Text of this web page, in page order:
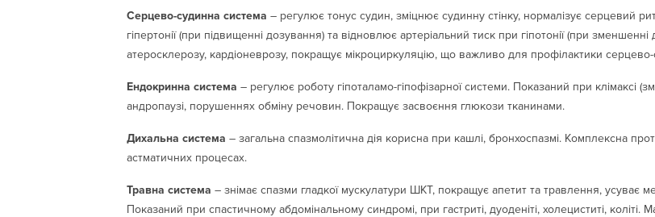
Серцево-судинна система – регулює тонус судин, зміцнює судинну стінку, нормалізує серцевий
гіпертонії (при підвищенні дозування) та відновлює артеріальний тиск при гіпотонії (при
атеросклерозу, кардіоневрозу, покращує мікроциркуляцію, що важливо для профілактики
Ендокринна система – регулює роботу гіпоталамо-гіпофізарної системи. Показаний при клімаксі
андропаузі, порушеннях обміну речовин. Покращує засвоєння глюкози тканинами.
Дихальна система – загальна спазмолітична дія корисна при кашлі, бронхоспазмі. Комплексна
астматичних процесах.
Травна система – знімає спазми гладкої мускулатури ШКТ, покращує апетит та травлення, усуває
Показаний при спастичному абдомінальному синдромі, при гастриті, дуоденіті, холециститі, коліті.